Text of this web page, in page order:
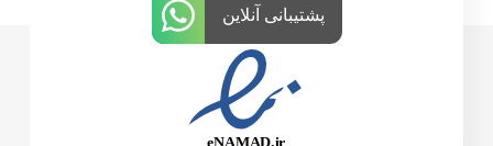
پشتیبانی آنلاین